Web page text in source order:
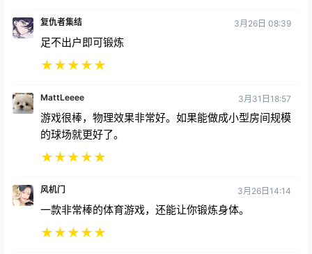
复仇者集结 3月26日 08:39
足不出户即可锻炼
★★★★★
MattLeeee 3月31日18:57
游戏很棒，物理效果非常好。如果能做成小型房间规模
的球场就更好了。
★★★★★
风机门 3月26日14:14
一款非常棒的体育游戏，还能让你锻炼身体。
★★★★★